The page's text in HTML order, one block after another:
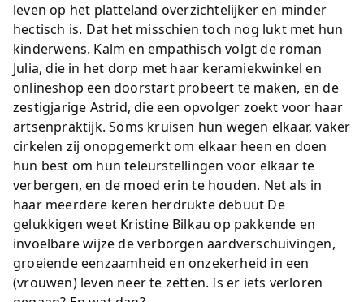
leven op het platteland overzichtelijker en minder
hectisch is. Dat het misschien toch nog lukt met hun
kinderwens. Kalm en empathisch volgt de roman
Julia, die in het dorp met haar keramiekwinkel en
onlineshop een doorstart probeert te maken, en de
zestigjarige Astrid, die een opvolger zoekt voor haar
artsenpraktijk. Soms kruisen hun wegen elkaar, vaker
cirkelen zij onopgemerkt om elkaar heen en doen
hun best om hun teleurstellingen voor elkaar te
verbergen, en de moed erin te houden. Net als in
haar meerdere keren herdrukte debuut De
gelukkigen weet Kristine Bilkau op pakkende en
invoelbare wijze de verborgen aardverschuivingen,
groeiende eenzaamheid en onzekerheid in een
(vrouwen) leven neer te zetten. Is er iets verloren